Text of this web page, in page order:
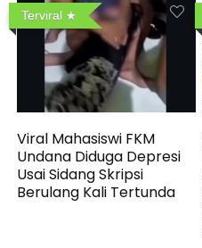
Terviral
Viral Mahasiswi FKM
Undana Diduga Depresi
Usai Sidang Skripsi
Berulang Kali Tertunda